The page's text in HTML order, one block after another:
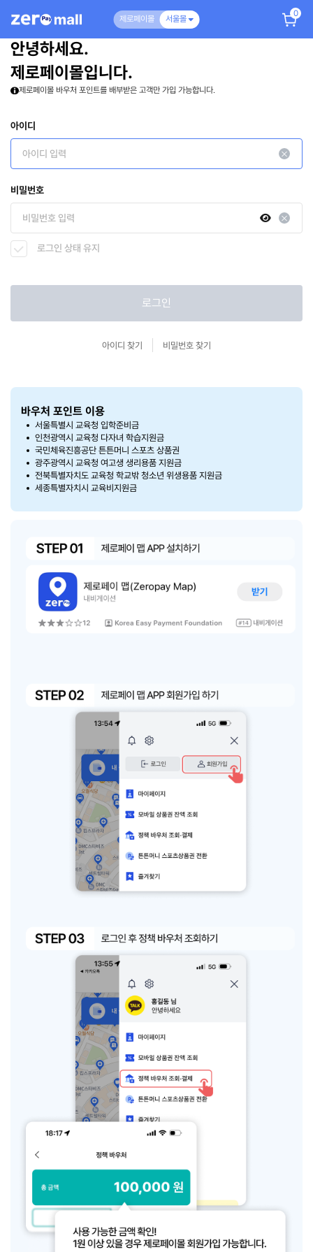
제로페이몰 서울몰
0
안녕하세요.
제로페이몰입니다.
제로페이몰 바우처 포인트를 배부받은 고객만 가입 가능합니다.
아이디
비밀번호
로그인 상태 유지
로그인
아이디 찾기 비밀번호 찾기
바우처 포인트 이용
서울특별시 교육청 입학준비금
인천광역시 교육청 다자녀 학습지원금
국민체육진흥공단 튼튼머니 스포츠 상품권
광주광역시 교육청 여고생 생리용품 지원금
전북특별자치도 교육청 학교밖 청소년 위생용품 지원금
세종특별자치시 교육비지원금